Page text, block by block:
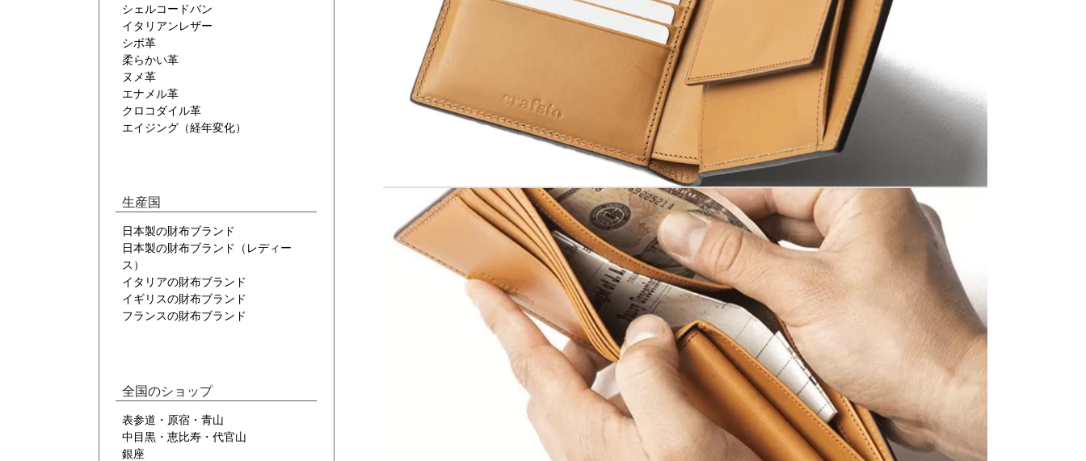
シェルコードバン
イタリアンレザー
シボ革
柔らかい革
ヌメ革
エナメル革
クロコダイル革
エイジング（経年変化）
生産国
日本製の財布ブランド
日本製の財布ブランド（レディー
ス）
イタリアの財布ブランド
イギリスの財布ブランド
フランスの財布ブランド
全国のショップ
表参道・原宿・青山
中目黒・恵比寿・代官山
銀座